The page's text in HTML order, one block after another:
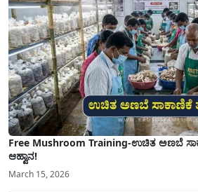
Free Mushroom Training-ಉಚಿತ ಅಣಬೆ
ಆಹ್ವಾನ!
March 15, 2026